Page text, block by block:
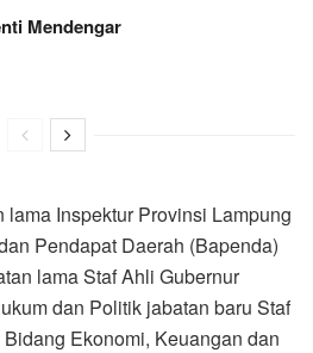
Mendengar
Inspektur Provinsi Lampung
Pendapat Daerah (Bapenda)
lama Staf Ahli Gubernur
dan Politik jabatan baru Staf
Ekonomi, Keuangan dan